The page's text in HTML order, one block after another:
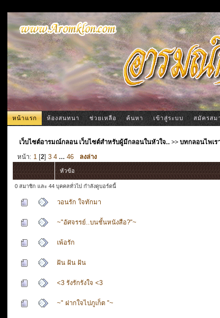
หน้าแรก ห้องสนทนา ช่วยเหลือ ค้นหา เข้าสู่ระบบ สมัครสม
เว็บไซต์อารมณ์กลอน เว็บไซต์สำหรับผู้มีกลอนในหัวใจ.. >>บทกลอนไพเร
หน้า: 1 [2] 3 4 ... 46 ลงล่าง
หัวข้อ
0 สมาชิก และ 44 บุคคลทั่วไป กำลังดูบอร์ดนี้
วอนรัก ใจทักมา
~"อัศจรรย์..บนชั้นหนังสือ?"~
เพ้อรัก
ฝัน ฝัน ฝัน
<3 รังรักรังใจ <3
~" ฝากใจไปภูเก็ต "~